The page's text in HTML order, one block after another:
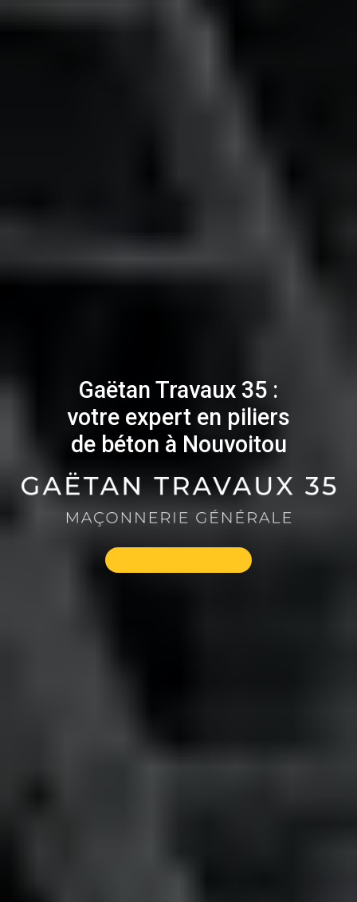
Gaëtan Travaux 35 :
votre expert en piliers
de béton à Nouvoitou